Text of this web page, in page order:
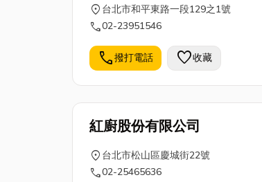
location_on 台北市和平東路一段129之1號
call02-23951546
call撥打電話 favorite收藏
紅廚股份有限公司
location_on 台北市松山區慶城街22號
call02-25465636